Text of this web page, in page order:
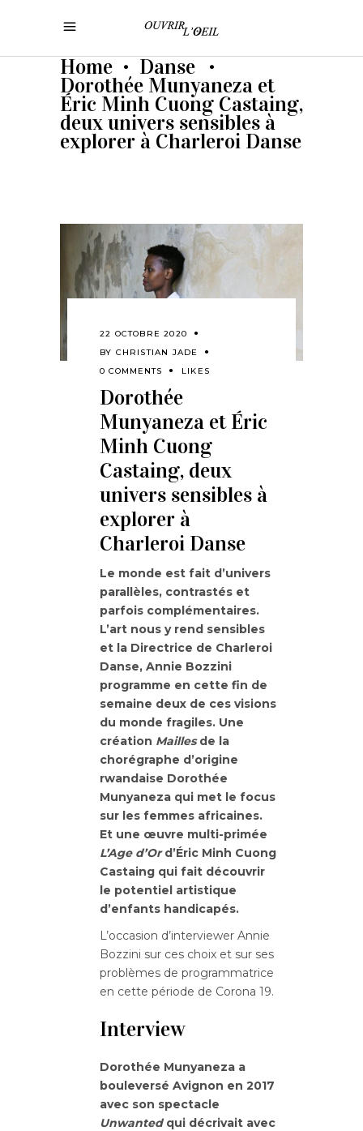
Home • Danse •
Dorothée Munyaneza et
Éric Minh Cuong Castaing,
deux univers sensibles à
explorer à Charleroi Danse
22 OCTOBRE 2020
BY CHRISTIAN JADE
0 COMMENTS
LIKES
Dorothée
Munyaneza et Éric
Minh Cuong
Castaing, deux
univers sensibles à
explorer à
Charleroi Danse
Le monde est fait d’univers
parallèles, contrastés et
parfois complémentaires.
L’art nous y rend sensibles
et la Directrice de Charleroi
Danse, Annie Bozzini
programme en cette fin de
semaine deux de ces visions
du monde fragiles. Une
création Maillesde la
chorégraphe d’origine
rwandaise Dorothée
Munyaneza qui met le focus
sur les femmes africaines.
Et une œuvre multi-primée
L’Age d’Ord’Éric Minh Cuong
Castaing qui fait découvrir
le potentiel artistique
d’enfants handicapés.
L’occasion d’interviewer Annie
Bozzini sur ces choix et sur ses
problèmes de programmatrice
en cette période de Corona 19.
Interview
Dorothée Munyaneza a
bouleversé Avignon en 2017
avec son spectacle
Unwantedqui décrivait avec